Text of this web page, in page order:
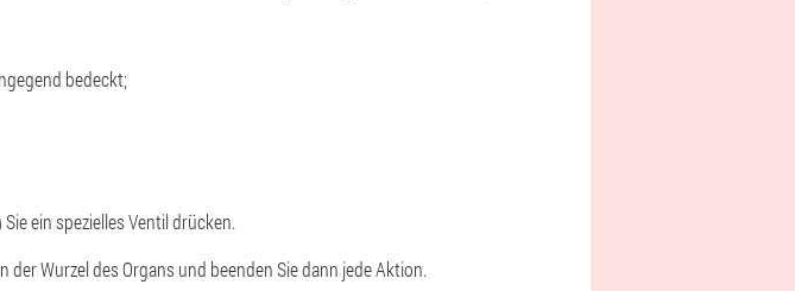
bedeckt;
ein spezielles Ventil drücken.
Wurzel des Organs und beenden Sie dann jede Aktion.